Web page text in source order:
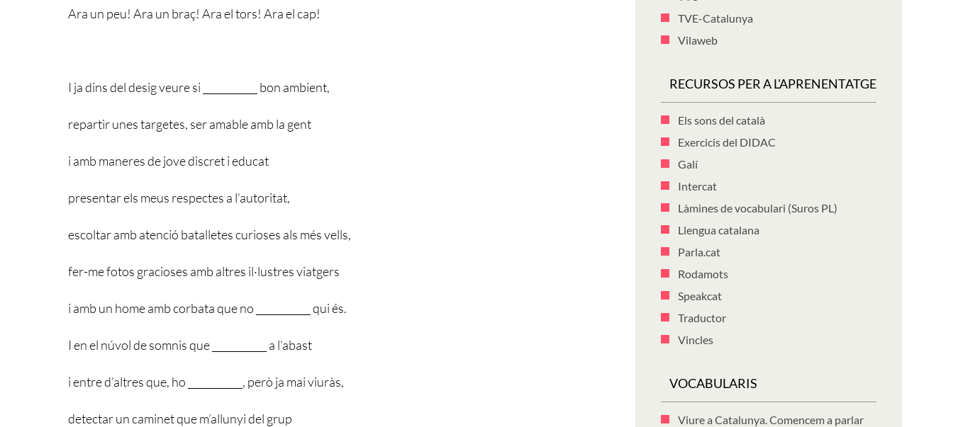
Ara un peu! Ara un braç! Ara el tors! Ara el cap!
I ja dins del desig veure si ___________ bon ambient,
repartir unes targetes, ser amable amb la gent
i amb maneres de jove discret i educat
presentar els meus respectes a l’autoritat,
escoltar amb atenció batalletes curioses als més vells,
fer-me fotos gracioses amb altres il·lustres viatgers
i amb un home amb corbata que no ___________ qui és.
I en el núvol de somnis que ___________ a l’abast
i entre d’altres que, ho ___________, però ja mai viuràs,
detectar un caminet que m’allunyi del grup
TVE-Catalunya
Vilaweb
RECURSOS PER A L'APRENENTATGE
Els sons del català
Exercicis del DIDAC
Galí
Intercat
Làmines de vocabulari (Suros PL)
Llengua catalana
Parla.cat
Rodamots
Speakcat
Traductor
Vincles
VOCABULARIS
Viure a Catalunya. Comencem a parlar